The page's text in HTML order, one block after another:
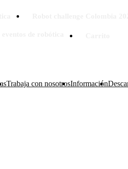
Trabaja con nosotrosInformación